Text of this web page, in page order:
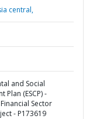
central,
and Social
Plan (ESCP) -
Sector
- P173619